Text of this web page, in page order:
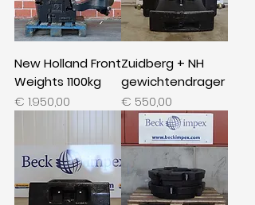
New Holland Front
Weights 1100kg
Prijs
€ 1.950,00
Zuidberg + NH
gewichtendrager
Prijs
€ 550,00